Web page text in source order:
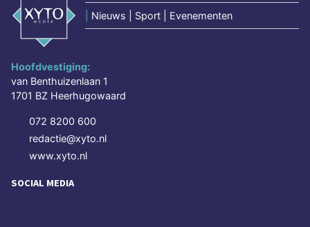
Nieuws | Sport | Evenementen
Hoofdvestiging:
van Benthuizenlaan 1
1701 BZ Heerhugowaard
072 8200 600
redactie@xyto.nl
www.xyto.nl
SOCIAL MEDIA